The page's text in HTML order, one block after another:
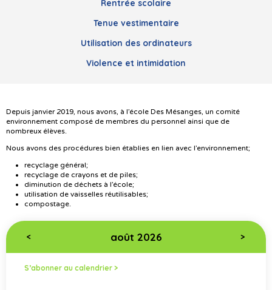
Rentrée scolaire
Tenue vestimentaire
Utilisation des ordinateurs
Violence et intimidation
Depuis janvier 2019, nous avons, à l’école Des Mésanges, un comité
environnement composé de membres du personnel ainsi que de
nombreux élèves.
Nous avons des procédures bien établies en lien avec l’environnement;
recyclage général;
recyclage de crayons et de piles;
diminution de déchets à l’école;
utilisation de vaisselles réutilisables;
compostage.
< août 2026 >
S’abonner au calendrier >